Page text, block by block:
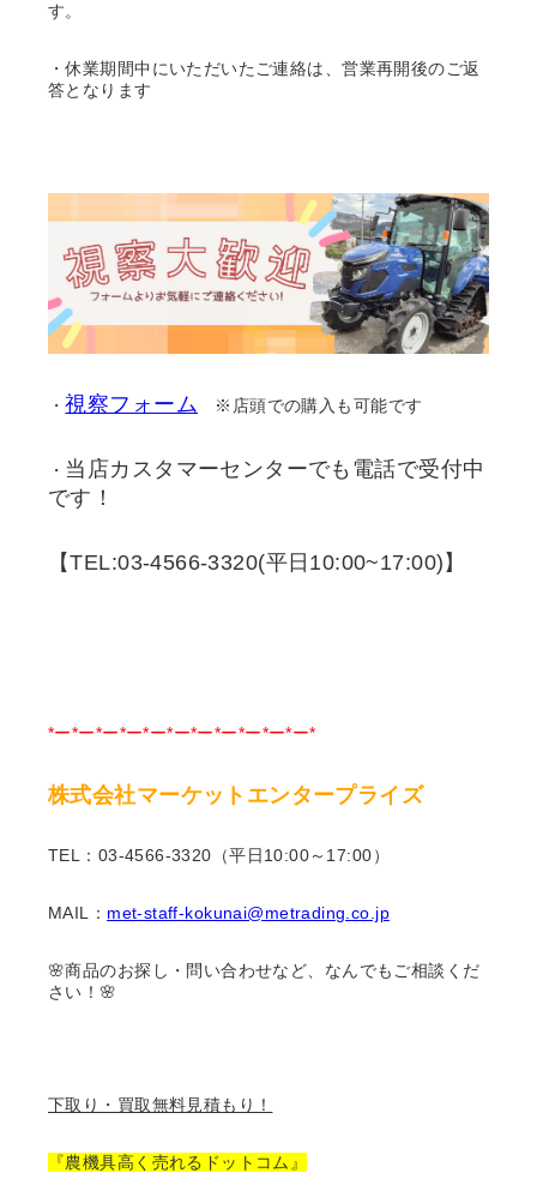
す。
・休業期間中にいただいたご連絡は、営業再開後のご返
答となります
・視察フォーム ※店頭での購入も可能です
・ 当店カスタマーセンターでも電話で受付中
です！
【TEL:03-4566-3320(平日10:00~17:00)】
*ー*ー*ー*ー*ー*ー*ー*ー*ー*ー*ー*
株式会社マーケットエンタープライズ
TEL：03-4566-3320（平日10:00～17:00）
MAIL： met-staff-kokunai@metrading.co.jp
🌸商品のお探し・問い合わせなど、なんでもご相談くだ
さい！🌸
下取り・買取無料見積もり！
『農機具高く売れるドットコム』